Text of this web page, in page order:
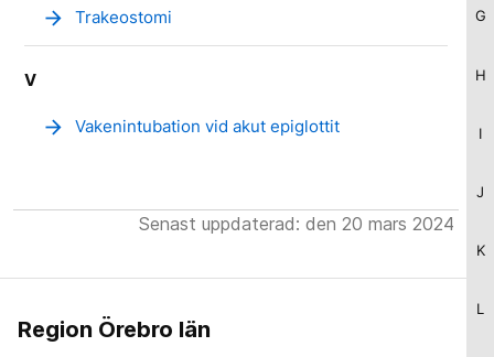
G
H
I
J
K
L
arrow_forward Trakeostomi
V
arrow_forward Vakenintubation vid akut epiglottit
Senast uppdaterad: den 20 mars 2024
Region Örebro län